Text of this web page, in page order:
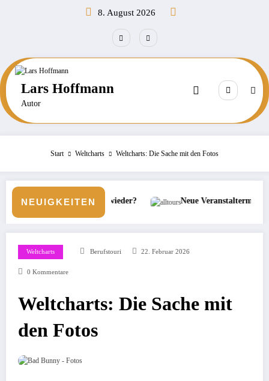
8. August 2026
Lars Hoffmann
Autor
Start Weltcharts Weltcharts: Die Sache mit den Fotos
NEUIGKEITEN
wieder? Neue Veranstaltermarke bei alltours
Weltcharts Berufstouri 22. Februar 2026
0 Kommentare
Weltcharts: Die Sache mit
den Fotos